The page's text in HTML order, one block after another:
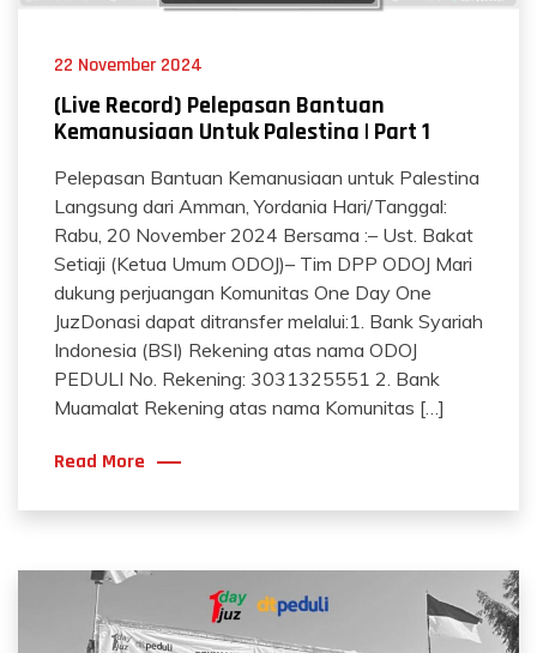
22 November 2024
(Live Record) Pelepasan Bantuan
Kemanusiaan Untuk Palestina | Part 1
Pelepasan Bantuan Kemanusiaan untuk Palestina
Langsung dari Amman, Yordania Hari/Tanggal:
Rabu, 20 November 2024 Bersama :– Ust. Bakat
Setiaji (Ketua Umum ODOJ)– Tim DPP ODOJ Mari
dukung perjuangan Komunitas One Day One
JuzDonasi dapat ditransfer melalui:1. Bank Syariah
Indonesia (BSI) Rekening atas nama ODOJ
PEDULI No. Rekening: 3031325551 2. Bank
Muamalat Rekening atas nama Komunitas […]
Read More